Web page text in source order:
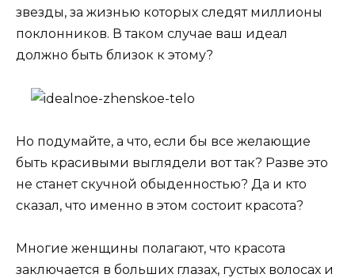
звезды, за жизнью которых следят миллионы
поклонников. В таком случае ваш идеал
должно быть близок к этому?
Но подумайте, а что, если бы все желающие
быть красивыми выглядели вот так? Разве это
не станет скучной обыденностью? Да и кто
сказал, что именно в этом состоит красота?
Многие женщины полагают, что красота
заключается в больших глазах, густых волосах и